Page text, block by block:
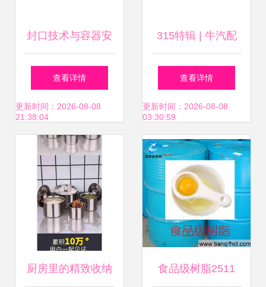
封口技术与容器安
全 枣强县聚利容器
附件的专精之道
查看详情
更新时间：2026-08-08
21:38:04
315特辑 | 牛汽配
教你辨别车品真假
系列之机油篇 ——
容器封口盖
查看详情
更新时间：2026-08-08
03:30:59
厨房里的精致收纳 食品级树脂2511